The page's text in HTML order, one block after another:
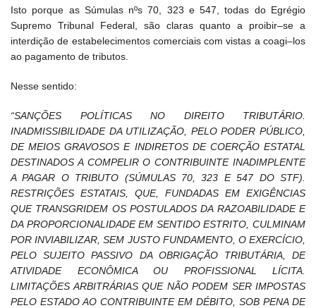
Isto porque as Súmulas nºs 70, 323 e 547, todas do Egrégio
Supremo Tribunal Federal, são claras quanto a proibir–se a
interdição de estabelecimentos comerciais com vistas a coagi–los
ao pagamento de tributos.
Nesse sentido:
“SANÇÕES POLÍTICAS NO DIREITO TRIBUTÁRIO.
INADMISSIBILIDADE DA UTILIZAÇÃO, PELO PODER PÚBLICO,
DE MEIOS GRAVOSOS E INDIRETOS DE COERÇÃO ESTATAL
DESTINADOS A COMPELIR O CONTRIBUINTE INADIMPLENTE
A PAGAR O TRIBUTO (SÚMULAS 70, 323 E 547 DO STF).
RESTRIÇÕES ESTATAIS, QUE, FUNDADAS EM EXIGÊNCIAS
QUE TRANSGRIDEM OS POSTULADOS DA RAZOABILIDADE E
DA PROPORCIONALIDADE EM SENTIDO ESTRITO, CULMINAM
POR INVIABILIZAR, SEM JUSTO FUNDAMENTO, O EXERCÍCIO,
PELO SUJEITO PASSIVO DA OBRIGAÇÃO TRIBUTÁRIA, DE
ATIVIDADE ECONÔMICA OU PROFISSIONAL LÍCITA.
LIMITAÇÕES ARBITRÁRIAS QUE NÃO PODEM SER IMPOSTAS
PELO ESTADO AO CONTRIBUINTE EM DÉBITO, SOB PENA DE